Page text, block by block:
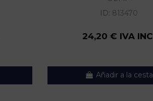
ID: 813470
24,20 € IVA
Añadir a la cesta